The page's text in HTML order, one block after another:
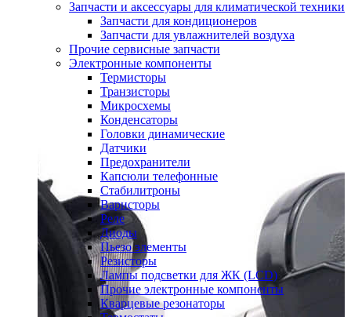
Запчасти и аксессуары для климатической техники
Запчасти для кондиционеров
Запчасти для увлажнителей воздуха
Прочие сервисные запчасти
Электронные компоненты
Термисторы
Транзисторы
Микросхемы
Конденсаторы
Головки динамические
Датчики
Предохранители
Капсюли телефонные
Стабилитроны
Варисторы
Реле
Диоды
Пьезо элементы
Резисторы
Лампы подсветки для ЖК (LCD)
Прочие электронные компоненты
Кварцевые резонаторы